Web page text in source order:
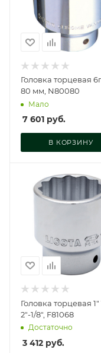
Головка торцевая
80 мм, N80080
Мало
7 601 руб.
В КОРЗИНУ
Головка торцевая 1"
2"-1/8", F81068
Достаточно
3 412 руб.